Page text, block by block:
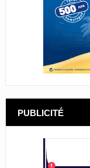
PUBLICITÉ